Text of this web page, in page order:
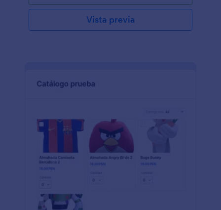
Vista previa